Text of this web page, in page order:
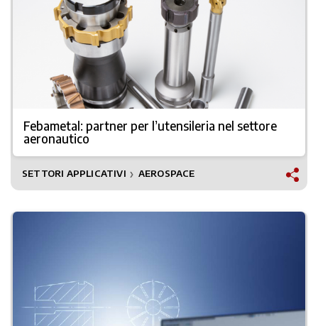
Febametal: partner per l’utensileria nel settore
aeronautico
SETTORI APPLICATIVI ❯ AEROSPACE